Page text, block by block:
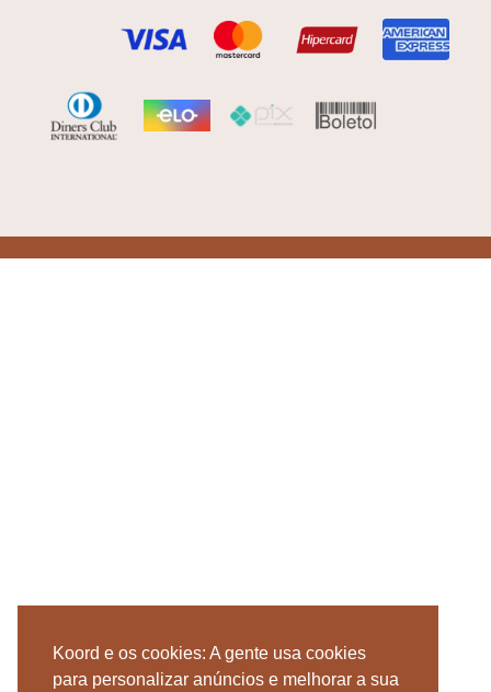
Koord e os cookies: A gente usa cookies
para personalizar anúncios e melhorar a sua